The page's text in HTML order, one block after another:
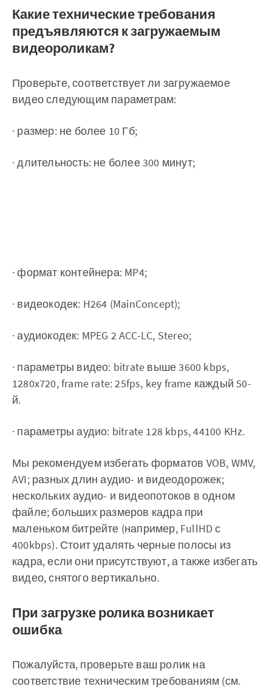
Какие технические требования
предъявляются к загружаемым
видеороликам?
Проверьте, соответствует ли загружаемое
видео следующим параметрам:
· размер: не более 10 Гб;
· длительность: не более 300 минут;
· формат контейнера: MP4;
· видеокодек: H264 (MainConcept);
· аудиокодек: MPEG 2 ACC-LC, Stereo;
· параметры видео: bitrate выше 3600 kbps,
1280x720, frame rate: 25fps, key frame каждый 50-
й.
· параметры аудио: bitrate 128 kbps, 44100 KHz.
Мы рекомендуем избегать форматов VOB, WMV,
AVI; разных длин аудио- и видеодорожек;
нескольких аудио- и видеопотоков в одном
файле; больших размеров кадра при
маленьком битрейте (например, FullHD с
400kbps). Стоит удалять черные полосы из
кадра, если они присутствуют, а также избегать
видео, снятого вертикально.
При загрузке ролика возникает
ошибка
Пожалуйста, проверьте ваш ролик на
соответствие техническим требованиям (см.